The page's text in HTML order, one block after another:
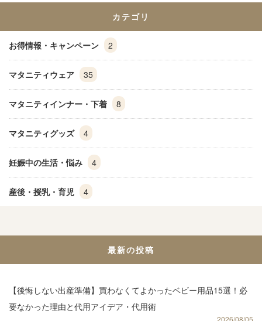
カテゴリ
お得情報・キャンペーン 2
マタニティウェア 35
マタニティインナー・下着 8
マタニティグッズ 4
妊娠中の生活・悩み 4
産後・授乳・育児 4
最新の投稿
【後悔しない出産準備】買わなくてよかったベビー用品15選！必
要なかった理由と代用アイデア・代用術
2026/08/05